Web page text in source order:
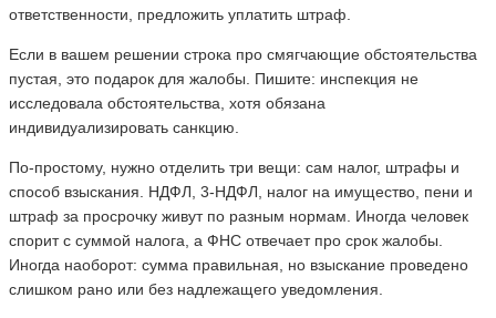
ответственности, предложить уплатить штраф.
Если в вашем решении строка про смягчающие обстоятельства
пустая, это подарок для жалобы. Пишите: инспекция не
исследовала обстоятельства, хотя обязана
индивидуализировать санкцию.
По-простому, нужно отделить три вещи: сам налог, штрафы и
способ взыскания. НДФЛ, 3-НДФЛ, налог на имущество, пени и
штраф за просрочку живут по разным нормам. Иногда человек
спорит с суммой налога, а ФНС отвечает про срок жалобы.
Иногда наоборот: сумма правильная, но взыскание проведено
слишком рано или без надлежащего уведомления.